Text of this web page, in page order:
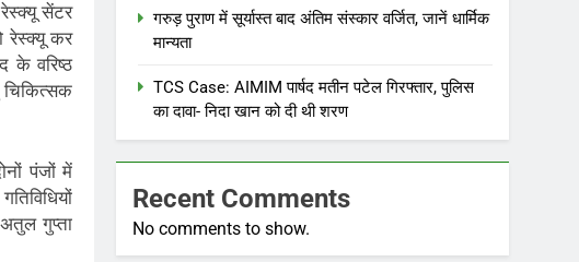
सेंटर
रेस्क्यू कर
के वरिष्ठ
चिकित्सक
पंजों में
गुप्ता
गरुड़ पुराण में सूर्यास्त बाद अंतिम संस्कार वर्जित, जानें धार्मिक
मान्यता
TCS Case: AIMIM पार्षद मतीन पटेल गिरफ्तार, पुलिस
का दावा- निदा खान को दी थी शरण
Recent Comments
No comments to show.